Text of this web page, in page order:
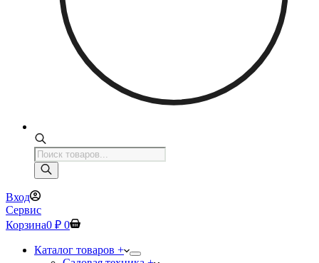
Поиск
товаров
Вход
Сервис
Корзина0 ₽ 0
Каталог товаров +